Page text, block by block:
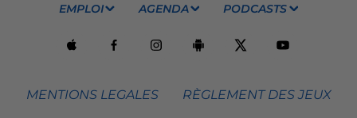
EMPLOI AGENDA PODCASTS
MENTIONS LEGALES RÈGLEMENT DES JEUX